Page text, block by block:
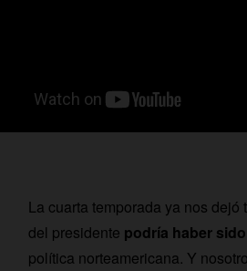
La cuarta temporada ya nos
del presidente podría haber
política norteamericana. Y